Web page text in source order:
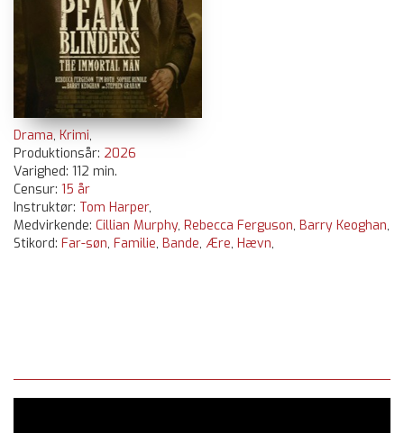
Drama,Krimi,
Produktionsår: 2026
Varighed: 112 min.
Censur: 15 år
Instruktør: Tom Harper,
Medvirkende: Cillian Murphy, Rebecca Ferguson, Barry Keoghan,
Stikord: Far-søn, Familie, Bande, Ære, Hævn,